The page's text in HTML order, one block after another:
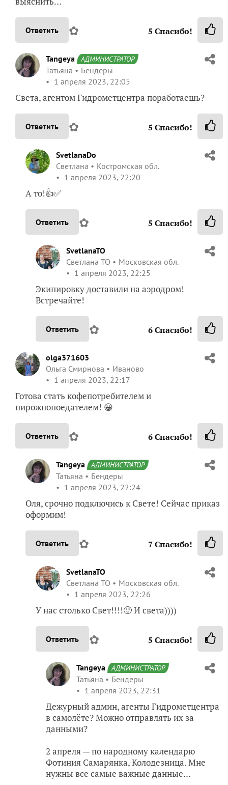
Ответить ✿ 5 Спасибо!
Tangeya АДМИНИСТРАТОР
Татьяна
Бендеры
1 апреля 2023, 22:05
Света, агентом Гидрометцентра поработаешь?
Ответить ✿ 5 Спасибо!
SvetlanaDo
Светлана
Костромская обл.
1 апреля 2023, 22:20
А то!👍✅
Ответить ✿ 5 Спасибо!
SvetlanaTO
Светлана ТО
Московская обл.
1 апреля 2023, 22:25
Экипировку доставили на аэродром!
Встречайте!
Ответить ✿ 6Спасибо!
olga371603
Ольга Смирнова
Иваново
1 апреля 2023, 22:17
Готова стать кофепотребителем и
пирожнопоедателем! 😀
Ответить ✿ 6Спасибо!
Tangeya АДМИНИСТРАТОР
Татьяна
Бендеры
1 апреля 2023, 22:24
Оля, срочно подключись к Свете! Сейчас приказ
оформим!
Ответить ✿ 7Спасибо!
SvetlanaTO
Светлана ТО
Московская обл.
1 апреля 2023, 22:26
У нас столько Свет!!!!🙂 И света))))
Ответить ✿ 5 Спасибо!
Tangeya АДМИНИСТРАТОР
Татьяна
Бендеры
1 апреля 2023, 22:31
Дежурный админ, агенты Гидрометцентра
в самолёте? Можно отправлять их за
данными?
2 апреля — по народному календарю
Фотиния Самарянка, Колодезница. Мне
нужны все самые важные данные…